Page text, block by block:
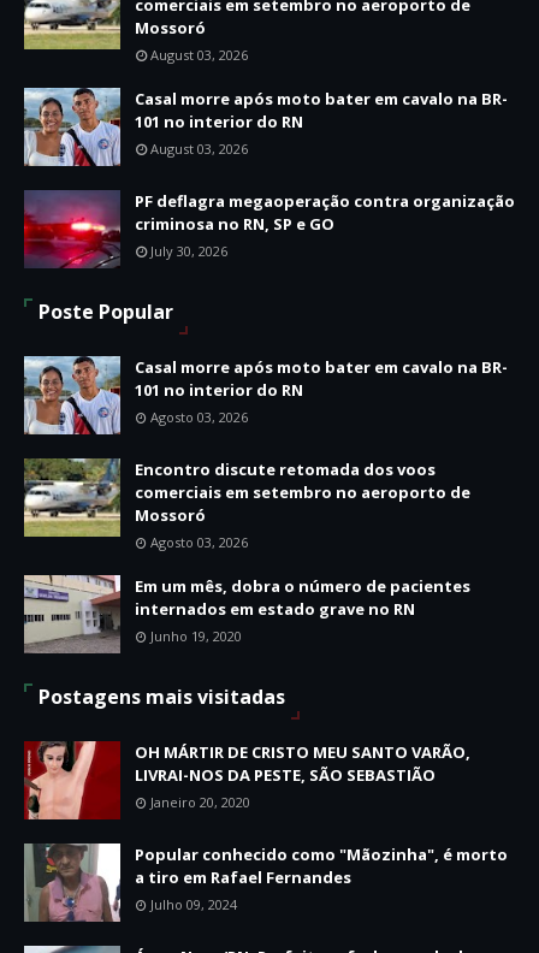
comerciais em setembro no aeroporto de
Mossoró
August 03, 2026
Casal morre após moto bater em cavalo na BR-
101 no interior do RN
August 03, 2026
PF deflagra megaoperação contra organização
criminosa no RN, SP e GO
July 30, 2026
Poste Popular
Casal morre após moto bater em cavalo na BR-
101 no interior do RN
Agosto 03, 2026
Encontro discute retomada dos voos
comerciais em setembro no aeroporto de
Mossoró
Agosto 03, 2026
Em um mês, dobra o número de pacientes
internados em estado grave no RN
Junho 19, 2020
Postagens mais visitadas
OH MÁRTIR DE CRISTO MEU SANTO VARÃO,
LIVRAI-NOS DA PESTE, SÃO SEBASTIÃO
Janeiro 20, 2020
Popular conhecido como "Mãozinha", é morto
a tiro em Rafael Fernandes
Julho 09, 2024